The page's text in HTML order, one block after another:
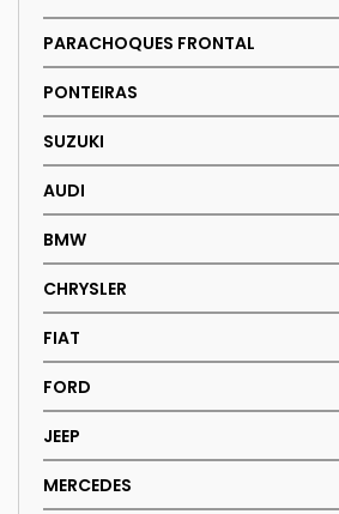
PARACHOQUES FRONTAL
PONTEIRAS
SUZUKI
AUDI
BMW
CHRYSLER
FIAT
FORD
JEEP
MERCEDES